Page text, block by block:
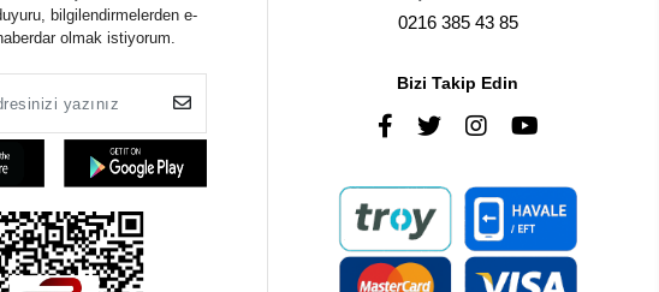
bilgilendirmelerden e-
olmak istiyorum.
0216 385 43 85
Bizi Takip Edin